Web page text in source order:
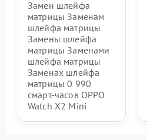
Замен шлейфа
матрицы Заменам
шлейфа матрицы
Замены шлейфа
матрицы Заменами
шлейфа матрицы
Заменах шлейфа
матрицы 0 990
смарт-часов OPPO
Watch X2 Mini